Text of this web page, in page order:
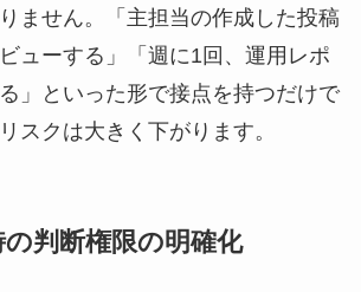
ません。「主担当の作成した投稿
ューする」「週に1回、運用レポ
」といった形で接点を持つだけで
スクは大きく下がります。
の判断権限の明確化